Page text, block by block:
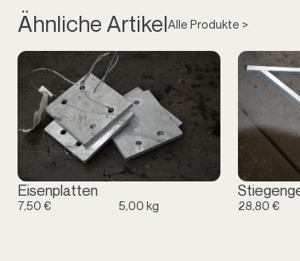
Ähnliche ArtikelAlle Produkte >
Eisenplatten
7,50 € 5,00 kg 28,80 €